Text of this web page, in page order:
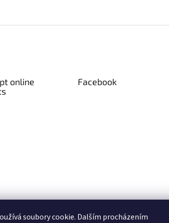
soubory cookie. Dalším procházením
online
Facebook